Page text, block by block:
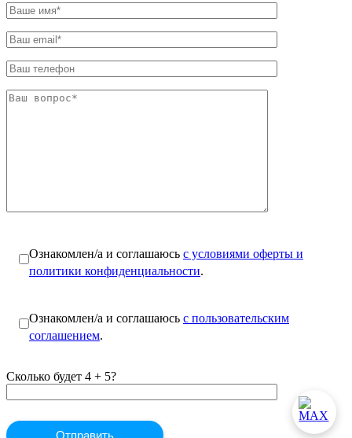
Ознакомлен/а и соглашаюсь с условиями оферты и
политики конфиденциальности.
Ознакомлен/а и соглашаюсь с пользовательским
соглашением.
Сколько будет 4 + 5?